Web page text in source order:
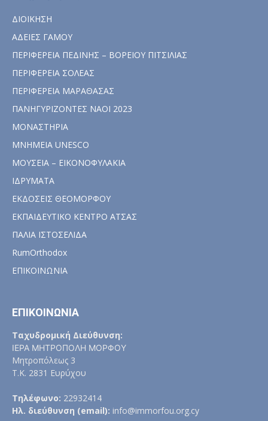
ΔΙΟΙΚΗΣΗ
ΑΔΕΙΕΣ ΓΑΜΟΥ
ΠΕΡΙΦΕΡΕΙΑ ΠΕΔΙΝΗΣ – ΒΟΡΕΙΟΥ ΠΙΤΣΙΛΙΑΣ
ΠΕΡΙΦΕΡΕΙΑ ΣΟΛΕΑΣ
ΠΕΡΙΦΕΡΕΙΑ ΜΑΡΑΘΑΣΑΣ
ΠΑΝΗΓΥΡΙΖΟΝΤΕΣ ΝΑΟΙ 2023
ΜΟΝΑΣΤΗΡΙΑ
ΜΝΗΜΕΙΑ UNESCO
ΜΟΥΣΕΙΑ – ΕΙΚΟΝΟΦΥΛΑΚΙΑ
ΙΔΡΥΜΑΤΑ
ΕΚΔΟΣΕΙΣ ΘΕΟΜΟΡΦΟΥ
ΕΚΠΑΙΔΕΥΤΙΚΟ ΚΕΝΤΡΟ ΑΤΣΑΣ
ΠΑΛΙΑ ΙΣΤΟΣΕΛΙΔΑ
RumOrthodox
ΕΠΙΚΟΙΝΩΝΙΑ
ΕΠΙΚΟΙΝΩΝΙΑ
Ταχυδρομική Διεύθυνση:
ΙΕΡΑ ΜΗΤΡΟΠΟΛΗ ΜΟΡΦΟΥ
Μητροπόλεως 3
Τ.Κ. 2831 Ευρύχου
Τηλέφωνο: 22932414
Ηλ. διεύθυνση (email): info@immorfou.org.cy